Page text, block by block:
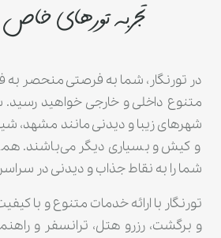
تجربه تورهای خاص
در تورنگار، شما به فرصتی منحصر به
متنوع داخلی و خارجی خواهید
شهرهای زیبا و دیدنی مانند مشهد،
و کیش و بسیاری دیگر می‌باشند.
شما را به نقاط جذاب و دیدنی در
تورنگار با ارائه خدمات متنوع و با
و برگشت، رزرو هتل، ترانسفر و